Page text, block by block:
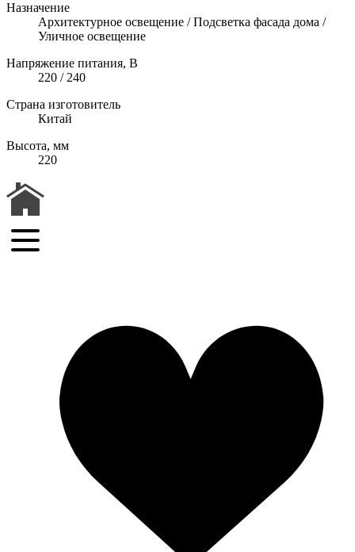
Назначение
Архитектурное освещение / Подсветка фасада дома /
Уличное освещение
Напряжение питания, В
220 / 240
Страна изготовитель
Китай
Высота, мм
220